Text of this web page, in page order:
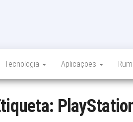
lugar
Tecnologia Aplicações